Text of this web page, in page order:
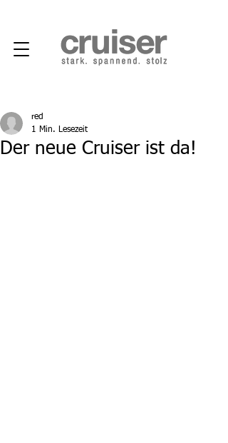
Der neue Cruiser ist da!
red
1 Min. Lesezeit